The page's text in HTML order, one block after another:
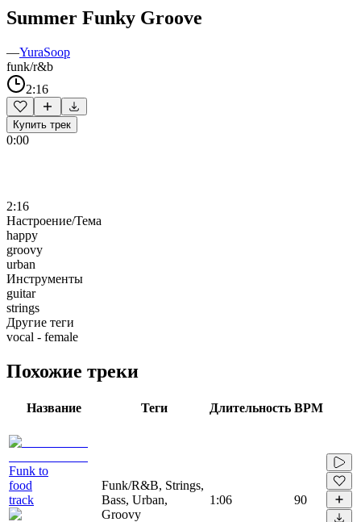
Summer Funky Groove
—YuraSoop
funk/r&b
2:16
Купить трек
0:00
2:16
Настроение/Тема
happy
groovy
urban
Инструменты
guitar
strings
Другие теги
vocal - female
Похожие треки
Название Теги Длительность BPM
Funk to
food
track
Funk/R&B, Strings,
Bass, Urban,
Groovy
1:06 90